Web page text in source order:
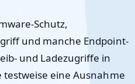
Schutz,
und manche Endpoint-
und Ladezugriffe in
testweise eine Ausnahme